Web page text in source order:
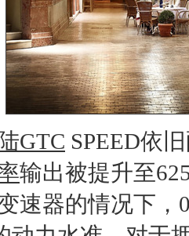
GTC SPEED依
输出被提升至
速器的情况下